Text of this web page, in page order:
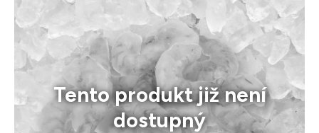
Tento produkt již není
dostupný